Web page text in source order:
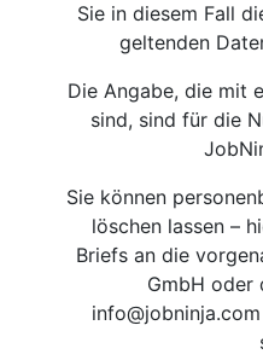
Sie in diesem Fall
geltenden
Die Angabe, die mit
sind, sind für die
Sie können
löschen lassen –
Briefs an die
GmbH oder
info@jobninja.com